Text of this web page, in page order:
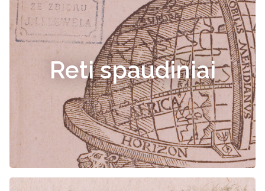
Reti spaudiniai